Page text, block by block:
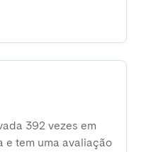
392 vezes em
e tem uma avaliação